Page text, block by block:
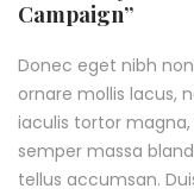
Campaign”
Donec eget nibh
ornare mollis lacus,
iaculis tortor
semper massa
tellus accumsan.